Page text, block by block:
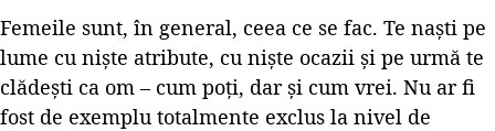
Femeile sunt, în general, ceea ce se fac. Te naşti pe
lume cu nişte atribute, cu nişte ocazii şi pe urmă te
clădeşti ca om – cum poţi, dar şi cum vrei. Nu ar fi
fost de exemplu totalmente exclus la nivel de